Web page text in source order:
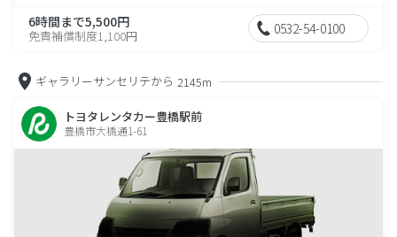
6時間まで5,500円
免責補償制度1,100円 0532-54-0100
ギャラリーサンセリテから 2145m
トヨタレンタカー豊橋駅前
豊橋市大橋通1-61